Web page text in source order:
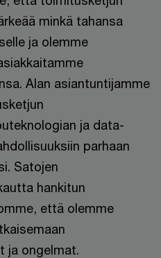
minkä tahansa
ja olemme
Alan asiantuntijamme
ja data-
parhaan
Satojen
hankitun
että olemme
ja ongelmat.